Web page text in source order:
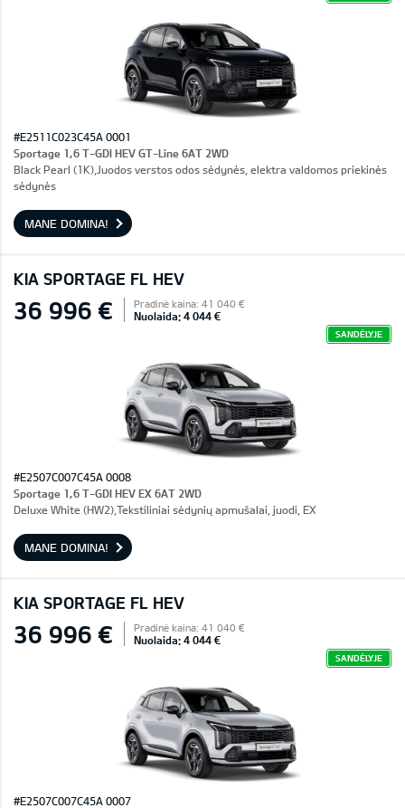
#E2511C023C45A 0001
Sportage 1,6 T-GDI HEV GT-Line 6AT 2WD
Black Pearl (1K),Juodos verstos odos sėdynės, elektra valdomos priekinės
sėdynės
MANE DOMINA!
KIA SPORTAGE FL HEV
36 996 € Pradinė kaina: 41 040 €
Nuolaida: 4 044 €
SANDĖLYJE
#E2507C007C45A 0008
Sportage 1,6 T-GDI HEV EX 6AT 2WD
Deluxe White (HW2),Tekstiliniai sėdynių apmušalai, juodi, EX
MANE DOMINA!
KIA SPORTAGE FL HEV
36 996 € Pradinė kaina: 41 040 €
Nuolaida: 4 044 €
SANDĖLYJE
#E2507C007C45A 0007